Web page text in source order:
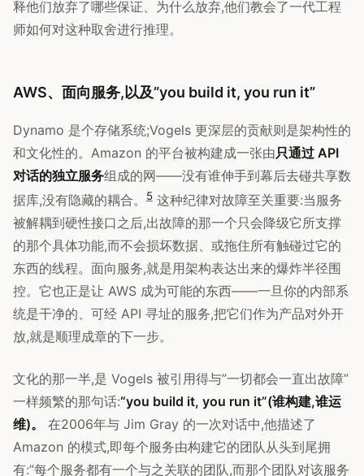
释他们放弃了哪些保证、为什么放弃,他们教会了一代工程
师如何对这种取舍进行推理。
AWS、面向服务,以及”you build it, you run it”
Dynamo 是个存储系统;Vogels 更深层的贡献则是架构性的
和文化性的。Amazon 的平台被构建成一张由只通过 API
对话的独立服务组成的网——没有谁伸手到幕后去碰共享数
据库,没有隐藏的耦合。
5 这种纪律对故障至关重要:当服务
被解耦到硬性接口之后,出故障的那一个只会降级它所支撑
的那个具体功能,而不会损坏数据、或拖住所有触碰过它的
东西的线程。面向服务,就是用架构表达出来的爆炸半径围
控。它也正是让 AWS 成为可能的东西——一旦你的内部系
统是干净的、可经 API 寻址的服务,把它们作为产品对外开
放,就是顺理成章的下一步。
文化的那一半,是 Vogels 被引用得与”一切都会一直出故障”
一样频繁的那句话:“you build it, you run it”(谁构建,谁运
维)。
在2006年与 Jim Gray 的一次对话中,他描述了
Amazon 的模式,即每个服务由构建它的团队从头到尾拥
有:”每个服务都有一个与之关联的团队,而那个团队对该服务